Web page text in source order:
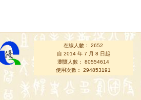
在線人數： 2652
自 2014 年 7 月 8 日起
瀏覽人數： 80554614
使用次數： 294853191